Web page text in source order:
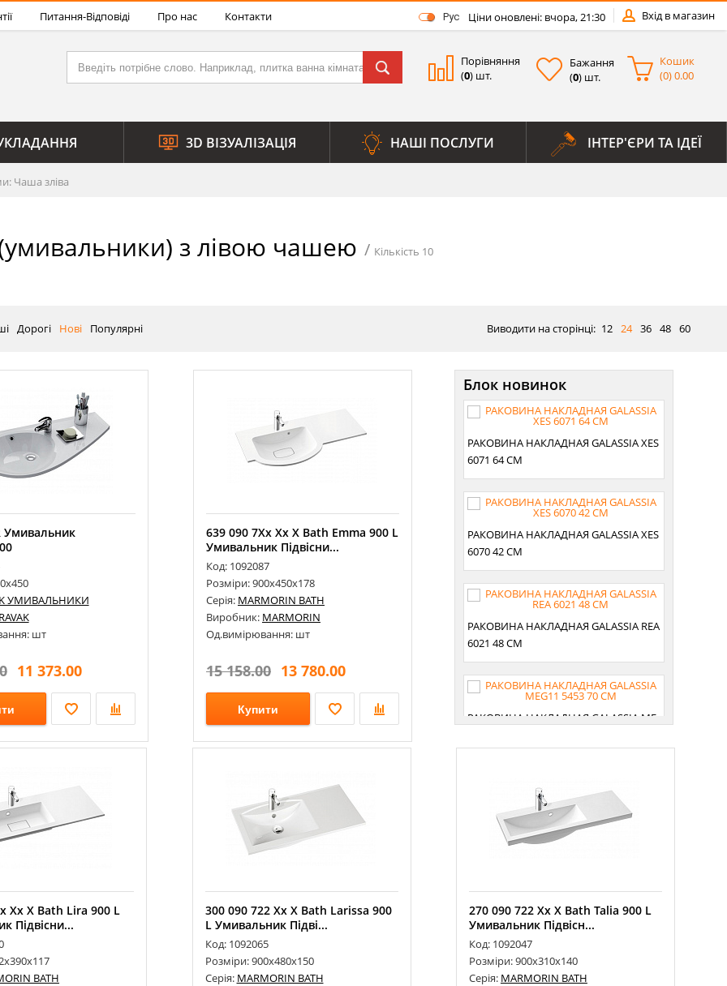
Питання-Відповіді Про нас Контакти Ціни оновлені: вчора, 21:30 Вхід в магазин
Рус
Порівняння
(0) шт.
Бажання
(0) шт.
Кошик
(0)0.00
3D ВІЗУАЛІЗАЦІЯ НАШІ ПОСЛУГИ ІНТЕР'ЄРИ ТА ІДЕЇ
Чаша зліва
з лівою чашею Кількість 10
Дорогі Нові Популярні Виводити на сторінці: 12 24 36 48 60
Умивальник
УМИВАЛЬНИКИ
RAVAK
шт
11 373.00
639 090 7Xx Xx X Bath Emma 900 L
Умивальник Підвісни...
Код: 1092087
Розміри: 900х450х178
Серія: MARMORIN BATH
Виробник: MARMORIN
Од.вимірювання: шт
15 158.00 13 780.00
Купити
Блок новинок
РАКОВИНА НАКЛАДНАЯ GALASSIA XES
6071 64 СМ
РАКОВИНА НАКЛАДНАЯ GALASSIA XES
6070 42 СМ
РАКОВИНА НАКЛАДНАЯ GALASSIA REA
6021 48 СМ
РАКОВИНА НАКЛАДНАЯ GALASSIA ME
Xx X Bath Lira 900 L
Підвісни...
BATH
300 090 722 Xx X Bath Larissa 900
L Умивальник Підві...
Код: 1092065
Розміри: 900х480х150
Серія: MARMORIN BATH
270 090 722 Xx X Bath Talia 900 L
Умивальник Підвісн...
Код: 1092047
Розміри: 900х310х140
Серія: MARMORIN BATH